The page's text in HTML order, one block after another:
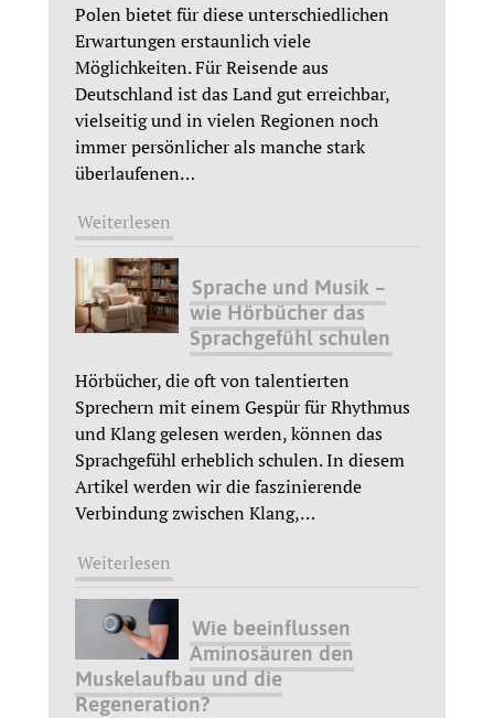
Polen bietet für diese unterschiedlichen
Erwartungen erstaunlich viele
Möglichkeiten. Für Reisende aus
Deutschland ist das Land gut erreichbar,
vielseitig und in vielen Regionen noch
immer persönlicher als manche stark
überlaufenen…
Weiterlesen
Sprache und Musik –
wie Hörbücher das
Sprachgefühl schulen
Hörbücher, die oft von talentierten
Sprechern mit einem Gespür für Rhythmus
und Klang gelesen werden, können das
Sprachgefühl erheblich schulen. In diesem
Artikel werden wir die faszinierende
Verbindung zwischen Klang,…
Weiterlesen
Wie beeinflussen
Aminosäuren den
Muskelaufbau und die
Regeneration?